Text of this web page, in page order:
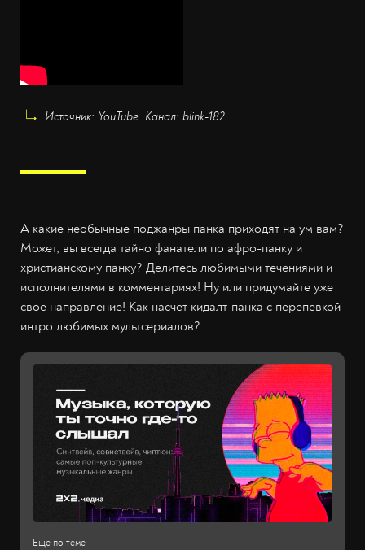
Источник: YouTube. Канал: blink-182
А какие необычные поджанры панка приходят на ум вам?
Может, вы всегда тайно фанатели по афро-панку и
христианскому панку? Делитесь любимыми течениями и
исполнителями в комментариях! Ну или придумайте уже
своё направление! Как насчёт кидалт-панка с перепевкой
интро любимых мультсериалов?